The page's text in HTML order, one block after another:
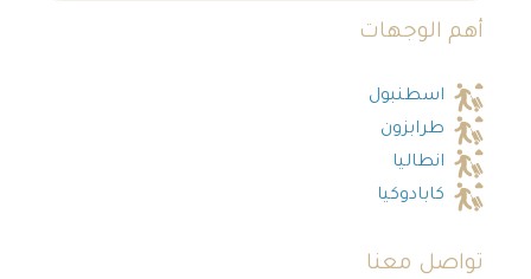
أهم الوجهات
اسطنبول
طرابزون
انطاليا
كابادوكيا
تواصل معنا